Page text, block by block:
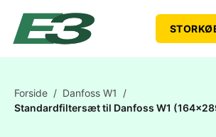
Forside / Danfoss W1
/
Standardfiltersæt til Danfoss W1